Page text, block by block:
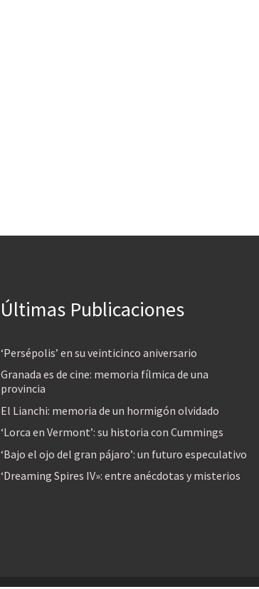
Últimas Publicaciones
‘Persépolis’ en su veinticinco aniversario
Granada es de cine: memoria fílmica de una
provincia
El Lianchi: memoria de un hormigón olvidado
‘Lorca en Vermont’: su historia con Cummings
‘Bajo el ojo del gran pájaro’: un futuro especulativo
‘Dreaming Spires IV»: entre anécdotas y misterios